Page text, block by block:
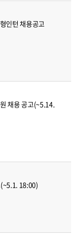
인턴 채용공고
채용 공고(~5.14.
18:00)